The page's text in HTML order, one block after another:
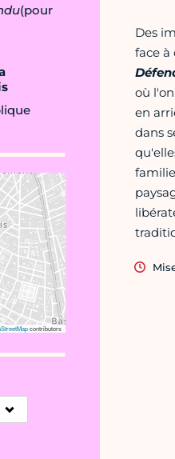
(pour
contributors
Des
face à
où
en
dans